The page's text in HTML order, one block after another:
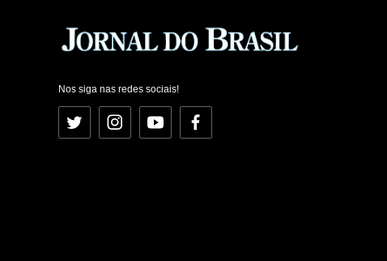
Nos siga nas redes sociais!
Twitter InstagramYouTubeFacebook